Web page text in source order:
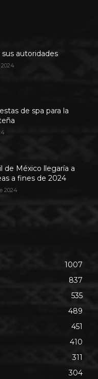
sus autoridades
de spa para la
de México llegaría a
a fines de 2024
2024
1007
837
535
489
451
410
311
304